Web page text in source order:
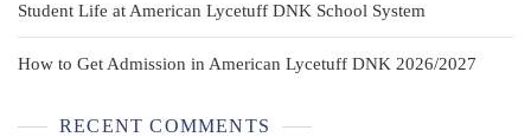
Student Life at American Lycetuff DNK School System
How to Get Admission in American Lycetuff DNK 2026/2027
RECENT COMMENTS